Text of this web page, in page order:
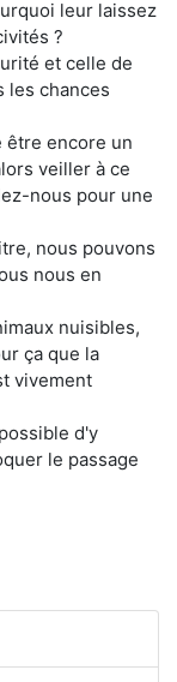
leur laissez
?
et celle de
les chances
être encore un
veiller à ce
nous pour une
nous pouvons
nous en
nuisibles,
ça que la
vivement
d'y
le passage